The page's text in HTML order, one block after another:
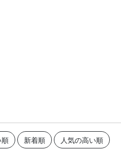
選
360mm簡易水冷と曲面
OLEDを搭載したハイエン
ドモデル。美しさと冷却性
新着順 人気の高い順